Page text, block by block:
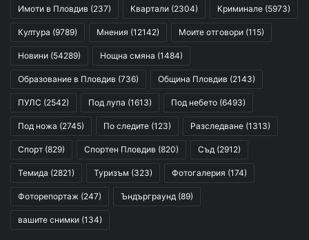
Имоти в Пловдив (237) Квартали (2304) Криминале (5973)
Култура (9789) Мнения (12142) Моите отговори (115)
Новини (54289) Нощна смяна (1484)
Образование в Пловдив (736) Община Пловдив (2143)
ПУЛС (2542) Под лупа (1613) Под небето (6493)
Под ножа (2745) По следите (123) Разследване (1313)
Спорт (829) Спортен Пловдив (820) Съд (2912)
Темида (2821) Туризъм (323) Фотогалерия (174)
Фоторепортаж (247) Ъндърграунд (89)
вашите снимки (134)